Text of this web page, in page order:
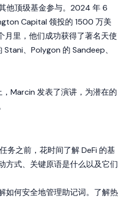
他顶级基金参与。2024 年 6
Capital 领投的 1500 万美
月里，他们成功获得了著名天使
、Polygon 的 Sandeep、
Marcin 发表了演讲，为潜在的
务之前，花时间了解 DeFi 的基
方式、关键原语是什么以及它们
如何安全地管理助记词。了解热